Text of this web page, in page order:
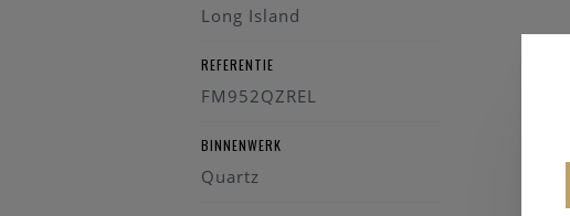
Long Island
REFERENTIE
FM952QZREL
BINNENWERK
Quartz